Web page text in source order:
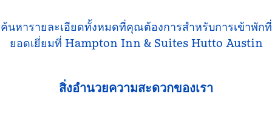
ค้นหารายละเอียดทั้งหมดที่คุณต้องการสําหรับการเข้าพักที่
ยอดเยี่ยมที่ Hampton Inn & Suites Hutto Austin
สิ่งอํานวยความสะดวกของเรา